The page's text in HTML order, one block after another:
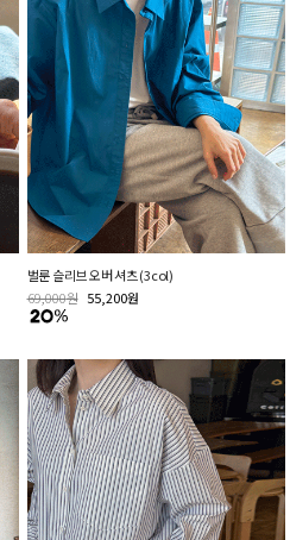
벌룬 슬리브 오버 셔츠 (3col)
69,000원 55,200원